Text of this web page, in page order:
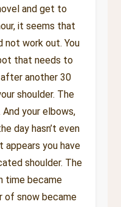
and get to
it seems that
not work out. You
that needs to
another 30
shoulder. The
your elbows,
day hasn’t even
you have
shoulder. The
time became
of snow became